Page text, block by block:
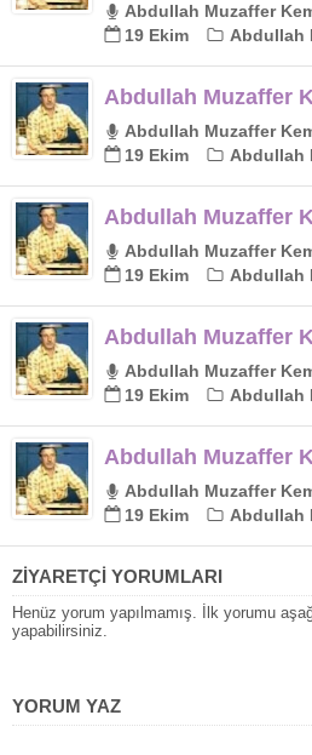
Abdullah Muzaffer
19 Ekim
Abdullah
Abdullah Muzaffer
Abdullah Muzaffer
19 Ekim
Abdullah
Abdullah Muzaffer
Abdullah Muzaffer
19 Ekim
Abdullah
Abdullah Muzaffer
Abdullah Muzaffer
19 Ekim
Abdullah
Abdullah Muzaffer
Abdullah Muzaffer
19 Ekim
Abdullah
ZİYARETÇİ YORUMLARI
Henüz yorum yapılmamış. İlk yorumu
yapabilirsiniz.
YORUM YAZ